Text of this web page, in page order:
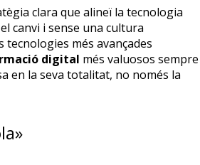
clara que alineï la tecnologia
canvi i sense una cultura
més avançades
digital més valuosos sempre
en la seva totalitat, no només la